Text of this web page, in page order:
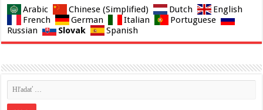
Arabic Chinese (Simplified) Dutch
English
French
German Italian
Portuguese
Russian
Slovak Spanish